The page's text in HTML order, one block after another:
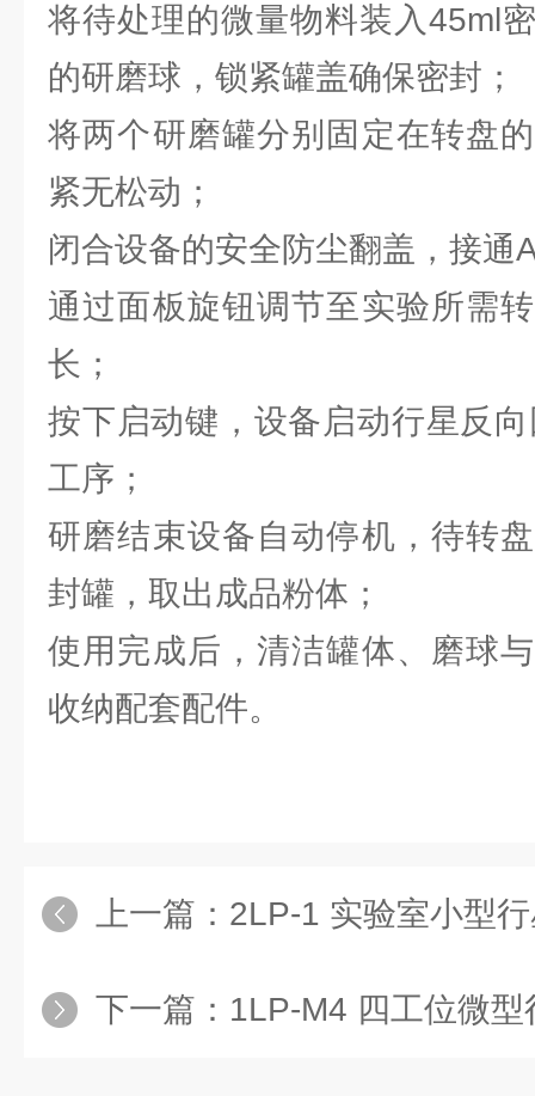
将待处理的微量物料装入45ml
的研磨球，锁紧罐盖确保密封；
将两个研磨罐分别固定在转盘
紧无松动；
闭合设备的安全防尘翻盖，接通
通过面板旋钮调节至实验所需
长；
按下启动键，设备启动行星反
工序；
研磨结束设备自动停机，待转
封罐，取出成品粉体；
使用完成后，清洁罐体、磨球
收纳配套配件。
上一篇： 2LP-1 实验室小型
下一篇： 1LP-M4 四工位微